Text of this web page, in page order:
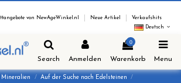
von NewAgeWinkel.nl Neue Artikel
Verkaufshits
Deutsch
Search Anmelden
0
Warenkorb Menu
Mineralien
Auf der Suche nach Edelsteinen